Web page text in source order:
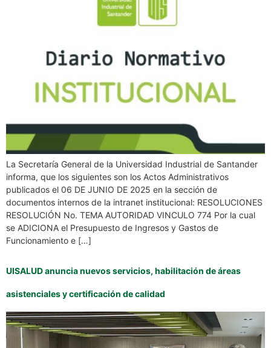
La Secretaría General de la Universidad Industrial de Santander
informa, que los siguientes son los Actos Administrativos
publicados el 06 DE JUNIO DE 2025 en la sección de
documentos internos de la intranet institucional: RESOLUCIONES
RESOLUCIÓN No. TEMA AUTORIDAD VINCULO 774 Por la cual
se ADICIONA el Presupuesto de Ingresos y Gastos de
Funcionamiento e […]
UISALUD anuncia nuevos servicios, habilitación de áreas
asistenciales y certificación de calidad